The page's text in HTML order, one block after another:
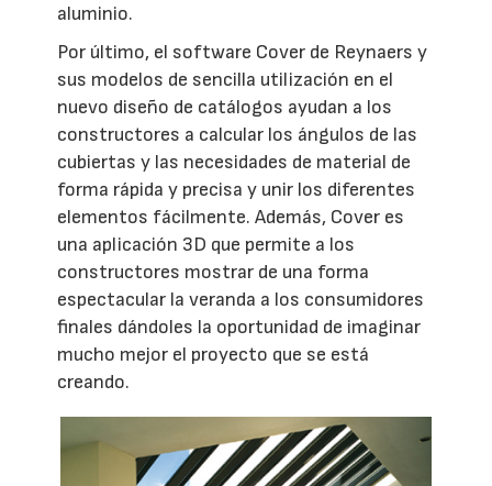
aluminio.
Por último, el software Cover de Reynaers y
sus modelos de sencilla utilización en el
nuevo diseño de catálogos ayudan a los
constructores a calcular los ángulos de las
cubiertas y las necesidades de material de
forma rápida y precisa y unir los diferentes
elementos fácilmente. Además, Cover es
una aplicación 3D que permite a los
constructores mostrar de una forma
espectacular la veranda a los consumidores
finales dándoles la oportunidad de imaginar
mucho mejor el proyecto que se está
creando.